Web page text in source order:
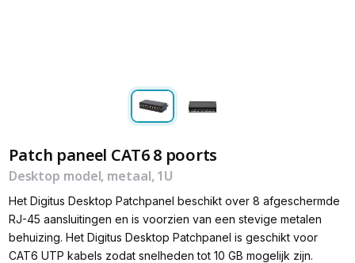
Patch paneel CAT6 8 poorts
Desktop model, metaal, 1U
Het Digitus Desktop Patchpanel beschikt over 8 afgeschermde
RJ-45 aansluitingen en is voorzien van een stevige metalen
behuizing. Het Digitus Desktop Patchpanel is geschikt voor
CAT6 UTP kabels zodat snelheden tot 10 GB mogelijk zijn.